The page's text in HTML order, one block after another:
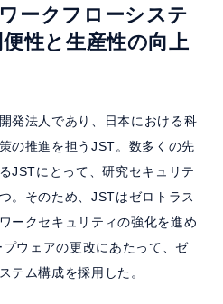
ークフローシステ
性と生産性の向上
発法人であり、日本における科
の推進を担うJST。数多くの先
JSTにとって、研究セキュリテ
。そのため、JSTはゼロトラス
ークセキュリティの強化を進め
ウェアの更改にあたって、ゼ
テム構成を採用した。